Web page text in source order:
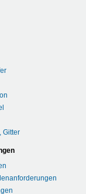
Gitter